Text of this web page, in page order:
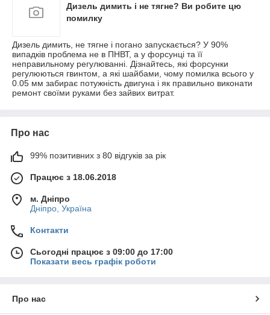
Дизель димить і не тягне? Ви робите цю
помилку
Дизель димить, не тягне і погано запускається? У 90%
випадків проблема не в ПНВТ, а у форсунці та її
неправильному регулюванні. Дізнайтесь, які форсунки
регулюються гвинтом, а які шайбами, чому помилка всього у
0.05 мм забирає потужність двигуна і як правильно виконати
ремонт своїми руками без зайвих витрат.
Про нас
99% позитивних з 80 відгуків за рік
Працює з 18.06.2018
м. Дніпро
Дніпро, Україна
Контакти
Сьогодні працює з 09:00 до 17:00
Показати весь графік роботи
Про нас